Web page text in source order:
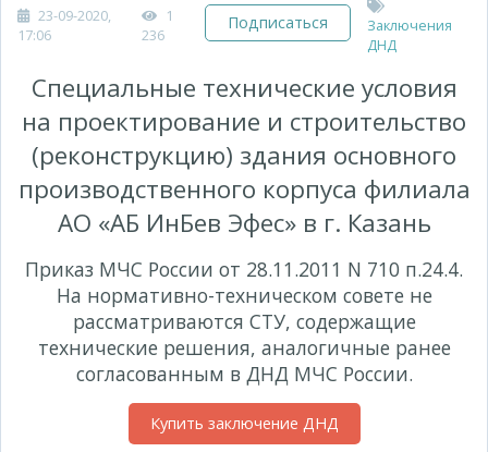
23-09-2020,
17:06
1
236
Подписаться
Заключения
ДНД
Специальные технические условия
на проектирование и строительство
(реконструкцию) здания основного
производственного корпуса филиала
АО «АБ ИнБев Эфес» в г. Казань
Приказ МЧС России от 28.11.2011 N 710 п.24.4.
На нормативно-техническом совете не
рассматриваются СТУ, содержащие
технические решения, аналогичные ранее
согласованным в ДНД МЧС России.
Купить заключение ДНД